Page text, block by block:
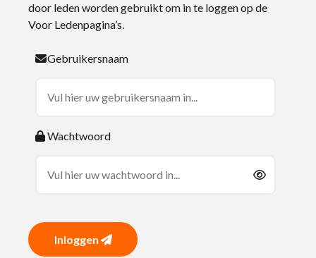
door leden worden gebruikt om in te loggen op de
Voor Ledenpagina’s.
Gebruikersnaam
Wachtwoord
Inloggen